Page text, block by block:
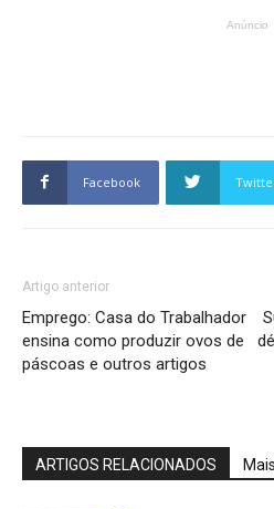
Anúncio
Facebook
Artigo anterior
Emprego: Casa do Trabalhador
ensina como produzir ovos de
páscoas e outros artigos
ARTIGOS RELACIONADOS